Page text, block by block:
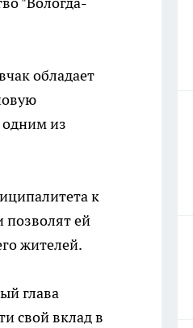
обладает
одним из
к
ей
жителей.
глава
свой вклад в